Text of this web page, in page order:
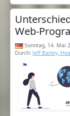
Web-
Sonntag, 14. Mai
Durch: Jeff Barley,